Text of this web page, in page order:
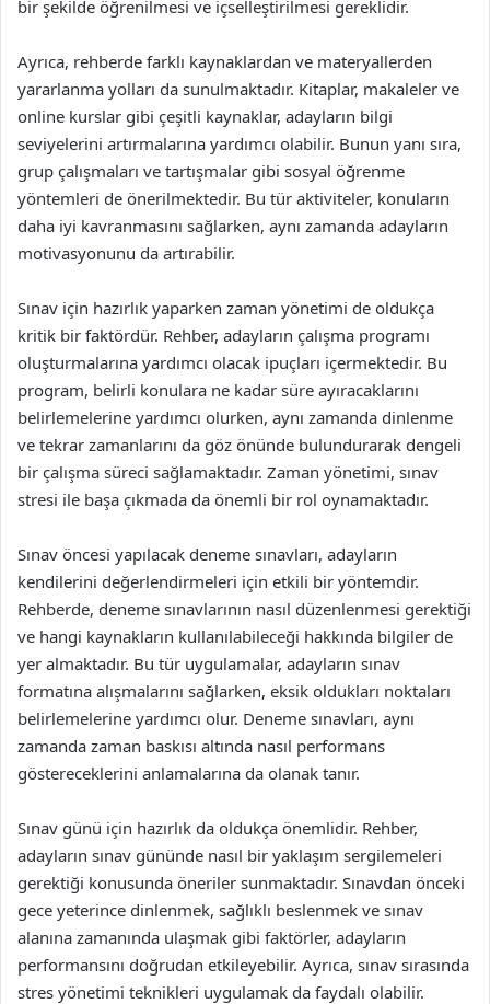
bir şekilde öğrenilmesi ve içselleştirilmesi gereklidir.
Ayrıca, rehberde farklı kaynaklardan ve materyallerden
yararlanma yolları da sunulmaktadır. Kitaplar, makaleler ve
online kurslar gibi çeşitli kaynaklar, adayların bilgi
seviyelerini artırmalarına yardımcı olabilir. Bunun yanı sıra,
grup çalışmaları ve tartışmalar gibi sosyal öğrenme
yöntemleri de önerilmektedir. Bu tür aktiviteler, konuların
daha iyi kavranmasını sağlarken, aynı zamanda adayların
motivasyonunu da artırabilir.
Sınav için hazırlık yaparken zaman yönetimi de oldukça
kritik bir faktördür. Rehber, adayların çalışma programı
oluşturmalarına yardımcı olacak ipuçları içermektedir. Bu
program, belirli konulara ne kadar süre ayıracaklarını
belirlemelerine yardımcı olurken, aynı zamanda dinlenme
ve tekrar zamanlarını da göz önünde bulundurarak dengeli
bir çalışma süreci sağlamaktadır. Zaman yönetimi, sınav
stresi ile başa çıkmada da önemli bir rol oynamaktadır.
Sınav öncesi yapılacak deneme sınavları, adayların
kendilerini değerlendirmeleri için etkili bir yöntemdir.
Rehberde, deneme sınavlarının nasıl düzenlenmesi gerektiği
ve hangi kaynakların kullanılabileceği hakkında bilgiler de
yer almaktadır. Bu tür uygulamalar, adayların sınav
formatına alışmalarını sağlarken, eksik oldukları noktaları
belirlemelerine yardımcı olur. Deneme sınavları, aynı
zamanda zaman baskısı altında nasıl performans
göstereceklerini anlamalarına da olanak tanır.
Sınav günü için hazırlık da oldukça önemlidir. Rehber,
adayların sınav gününde nasıl bir yaklaşım sergilemeleri
gerektiği konusunda öneriler sunmaktadır. Sınavdan önceki
gece yeterince dinlenmek, sağlıklı beslenmek ve sınav
alanına zamanında ulaşmak gibi faktörler, adayların
performansını doğrudan etkileyebilir. Ayrıca, sınav sırasında
stres yönetimi teknikleri uygulamak da faydalı olabilir.